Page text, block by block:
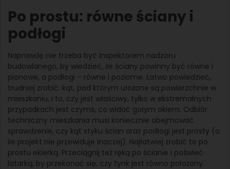
Po prostu: równe ściany i
podłogi
Naprawdę nie trzeba być inspektorem nadzoru
budowlanego, by wiedzieć, że ściany powinny być równe i
pionowe, a podłogi – równe i poziome. Łatwo powiedzieć,
trudniej zrobić: kąt, pod którym ułożone są powierzchnie w
mieszkaniu, i to, czy jest właściwy, tylko w ekstremalnych
przypadkach jest czymś, co widać gołym okiem. Odbiór
techniczny mieszkania musi koniecznie obejmować
sprawdzenie, czy kąt styku ścian oraz podłogi jest prosty (o
ile projekt nie przewiduje inaczej). Najłatwiej zrobić to po
prostu ekierką. Przeciągnij też ręką po ścianie i poświeć
latarką, by przekonać się, czy tynk jest równo położony.